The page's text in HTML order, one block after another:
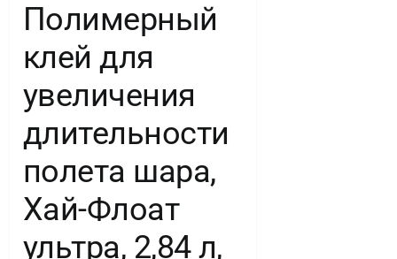
Полимерный
клей для
увеличения
длительности
полета шара,
Хай-Флоат
ультра, 2,84 л,